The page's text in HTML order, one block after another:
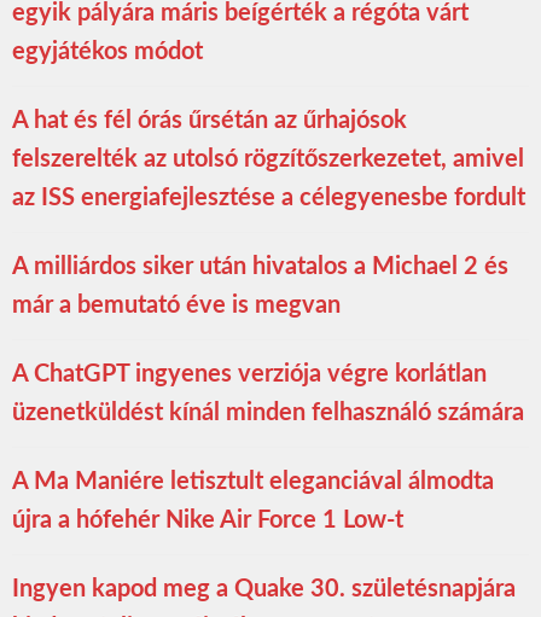
egyik pályára máris beígérték a régóta várt
egyjátékos módot
A hat és fél órás űrsétán az űrhajósok
felszerelték az utolsó rögzítőszerkezetet, amivel
az ISS energiafejlesztése a célegyenesbe fordult
A milliárdos siker után hivatalos a Michael 2 és
már a bemutató éve is megvan
A ChatGPT ingyenes verziója végre korlátlan
üzenetküldést kínál minden felhasználó számára
A Ma Maniére letisztult eleganciával álmodta
újra a hófehér Nike Air Force 1 Low-t
Ingyen kapod meg a Quake 30. születésnapjára